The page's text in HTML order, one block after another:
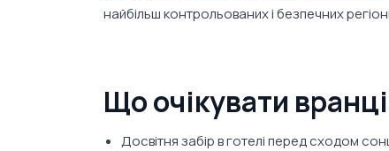
найбільш контрольованих і безпечних
Що очікувати
Досвітня забір в готелі перед сходом